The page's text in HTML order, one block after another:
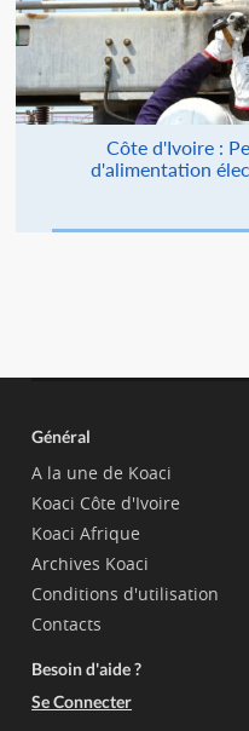
Côte d'Ivoire :
d'alimentation
Général
A la une de Koaci
Koaci Côte d'Ivoire
Koaci Afrique
Archives Koaci
Conditions d'utilisation
Contacts
Besoin d'aide ?
Se Connecter